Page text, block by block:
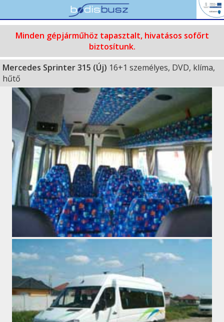
Minden gépjárműhöz tapasztalt, hivatásos sofőrt
biztosítunk.
Mercedes Sprinter 315 (Új) 16+1 személyes, DVD, klíma,
hűtő